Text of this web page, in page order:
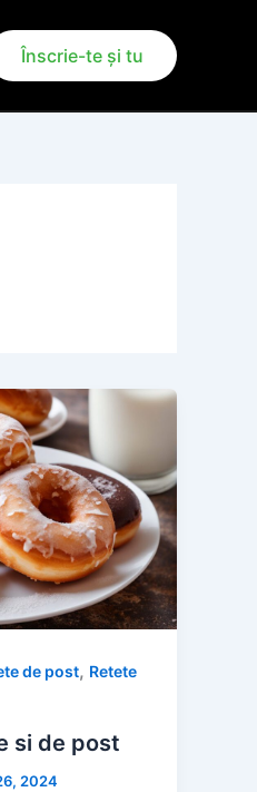
Înscrie-te și tu
de post, Retete
si de post
2024